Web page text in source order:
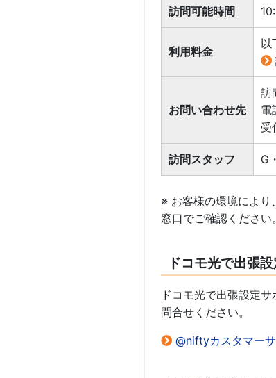
訪問可能時間
利用料金
以
お問い合わせ先
訪
電
受
訪問スタッフ G
※ お客様の環境により
窓口でご確認ください。
ドコモ光で出張
ドコモ光で出張設定
問合せください。
@niftyカスタマー